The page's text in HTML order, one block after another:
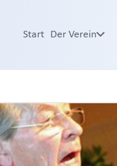
Start Der Verein